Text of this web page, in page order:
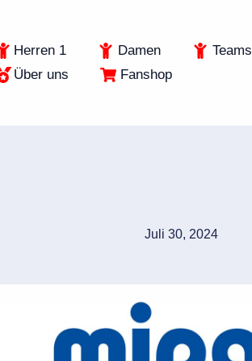
Herren 1 Damen Teams
Über uns
Fanshop
Juli 30, 2024